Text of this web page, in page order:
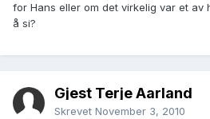
for Hans eller om det virkelig var et av
å si?
Gjest Terje Aarland
Skrevet November 3, 2010